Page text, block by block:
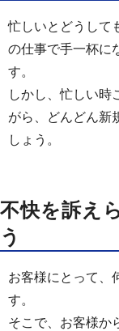
忙しいとどうして
の仕事で手一杯に
す。
しかし、忙しい時
がら、どんどん新
しょう。
不快を訴え
う
お客様にとって、
す。
そこで、お客様か